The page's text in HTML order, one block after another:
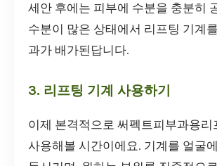
세안 후에는 피부에 수분을 충분히
수분이 많은 상태에서 리프팅 기계
과가 배가된답니다.
3. 리프팅 기계 사용하기
이제 본격적으로 써펙트피부과용리
사용해볼 시간이에요. 기계를 얼굴